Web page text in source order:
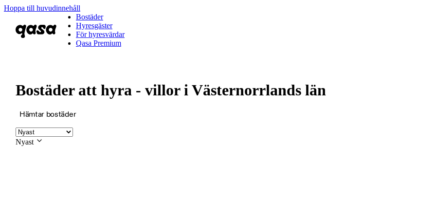
Hoppa till huvudinnehåll
Bostäder
Hyresgäster
För hyresvärdar
Qasa Premium
Bostäder att hyra - villor i Västernorrlands län
Hämtar bostäder
Nyast